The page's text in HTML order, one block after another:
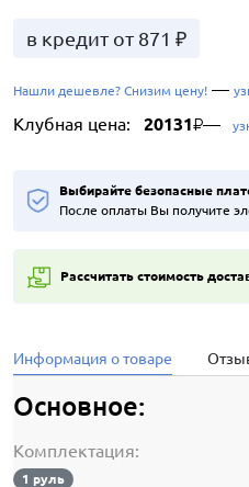
в кредит от 871 ₽
Нашли дешевле? Снизим цену! —
Клубная цена: 20131₽—
Выбирайте безопасные
После оплаты Вы получите
Рассчитать стоимость
Информация о товаре
Основное:
Комплектация:
1 руль